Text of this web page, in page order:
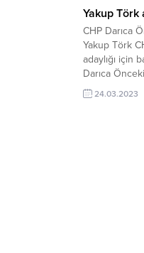
Yakup Törk
CHP Darıca
Yakup Törk
adaylığı için
Darıca
Mart 2019’da
CHP Darıca
24.03.2023